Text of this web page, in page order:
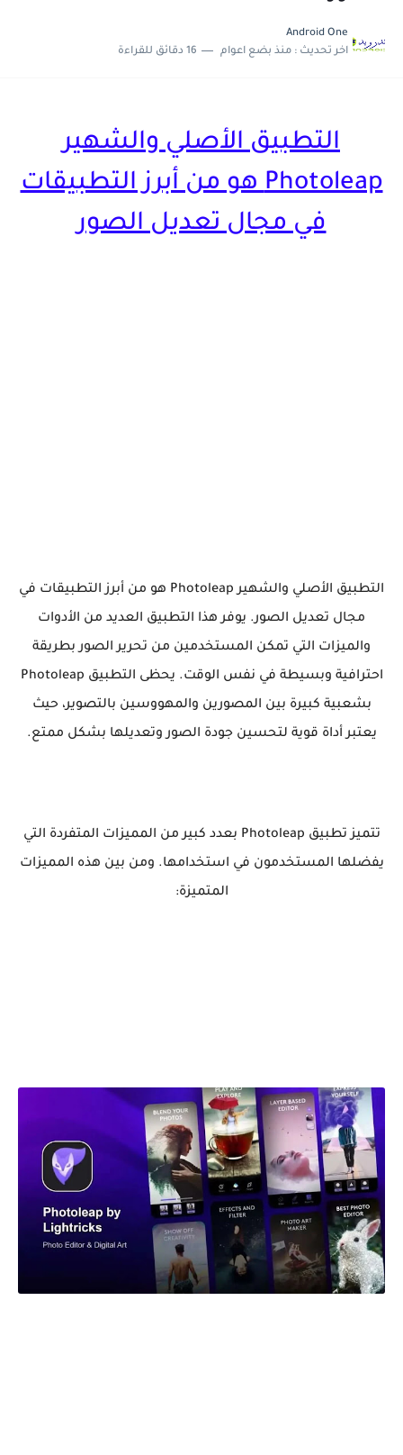
Android One
اخر تحديث : منذ بضع اعوام 16 دقائق للقراءة
التطبيق الأصلي والشهير
Photoleap هو من أبرز التطبيقات
في مجال تعديل الصور
التطبيق الأصلي والشهير Photoleap هو من أبرز التطبيقات في
مجال تعديل الصور. يوفر هذا التطبيق العديد من الأدوات
والميزات التي تمكن المستخدمين من تحرير الصور بطريقة
احترافية وبسيطة في نفس الوقت. يحظى التطبيق Photoleap
بشعبية كبيرة بين المصورين والمهووسين بالتصوير، حيث
يعتبر أداة قوية لتحسين جودة الصور وتعديلها بشكل ممتع.
تتميز تطبيق Photoleap بعدد كبير من المميزات المتفردة التي
يفضلها المستخدمون في استخدامها. ومن بين هذه المميزات
المتميزة: